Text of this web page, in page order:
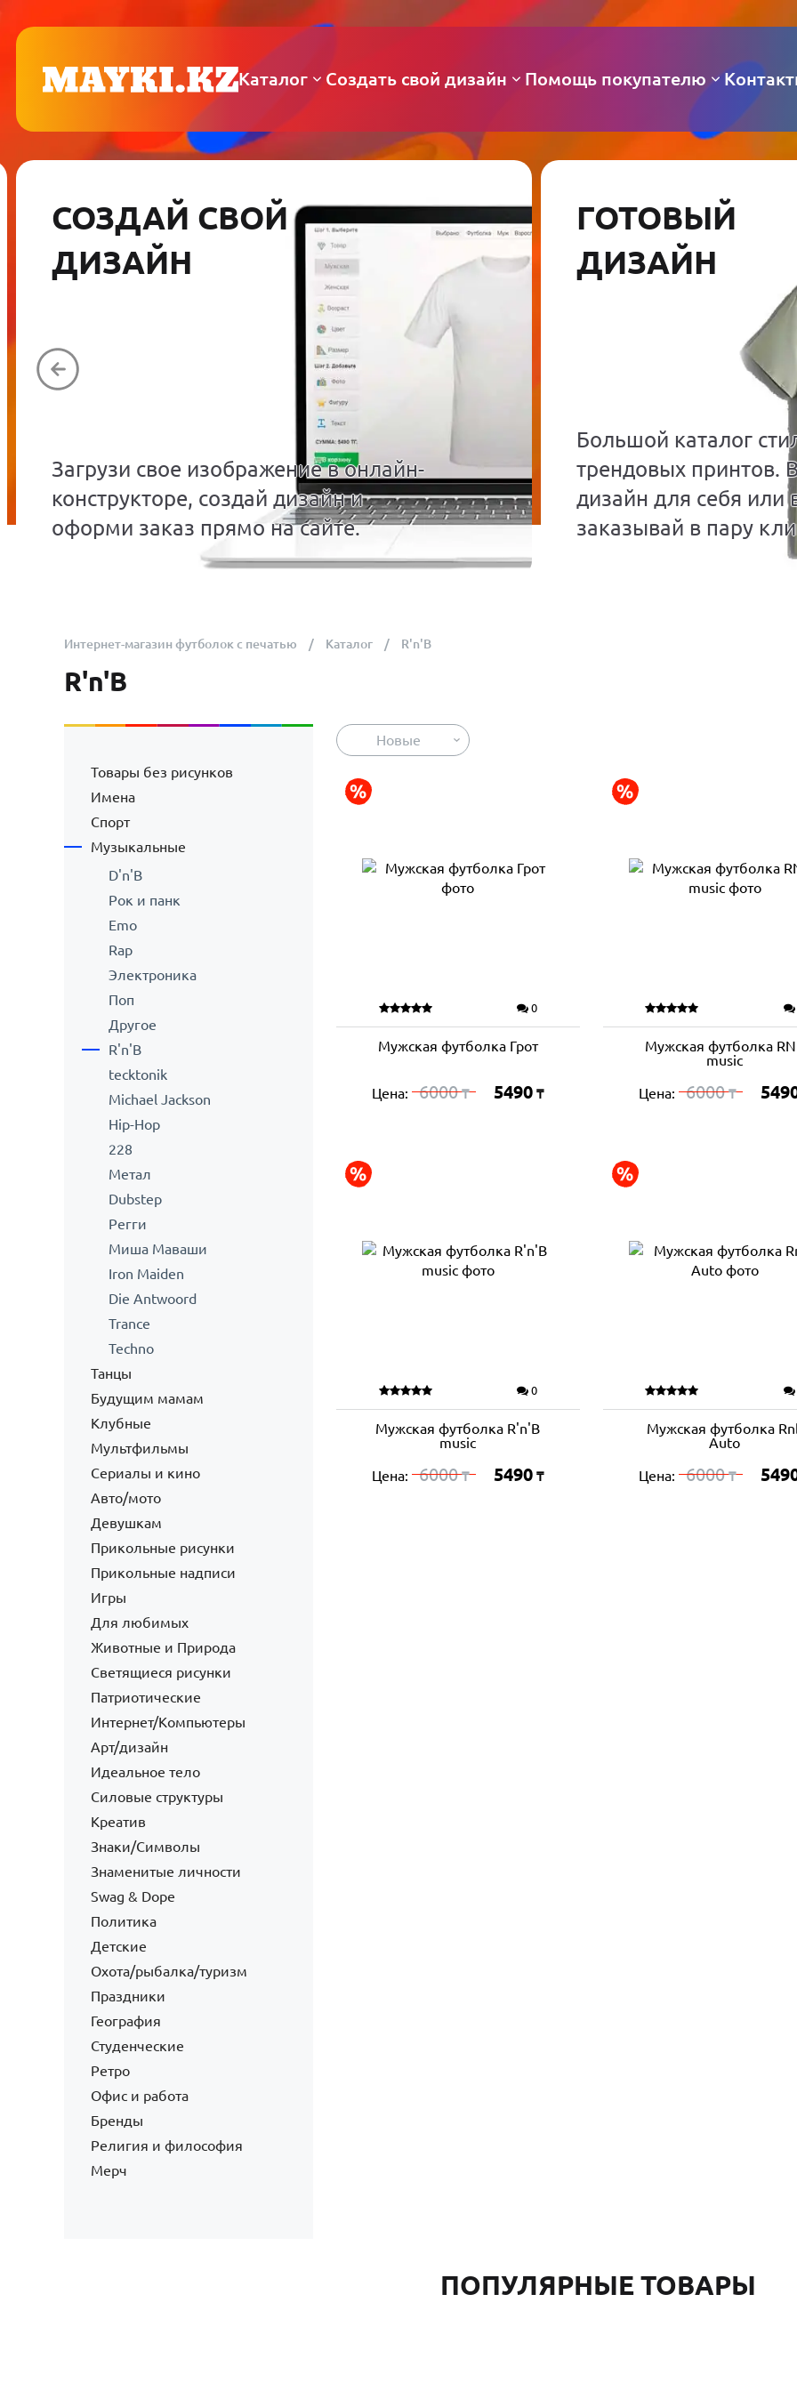
Каталог Создать свой дизайн Помощь покупателю
СОЗДАЙ СВОЙ
ДИЗАЙН
Загрузи свое изображение в онлайн-
конструкторе, создай дизайн и
оформи заказ прямо на сайте.
ГОТОВЫЙ
ДИЗАЙН
Большой каталог
трендовых принтов.
дизайн для себя или
заказывай в пару
Интернет-магазин футболок с печатью Каталог R'n'B
R'n'B
Товары без рисунков
Имена
Спорт
Музыкальные
D'n'B
Рок и панк
Emo
Rap
Электроника
Поп
Другое
R'n'B
tecktonik
Michael Jackson
Hip-Hop
228
Метал
Dubstep
Регги
Миша Маваши
Iron Maiden
Die Antwoord
Trance
Techno
Танцы
Будущим мамам
Клубные
Мультфильмы
Сериалы и кино
Авто/мото
Девушкам
Прикольные рисунки
Прикольные надписи
Игры
Для любимых
Животные и Природа
Светящиеся рисунки
Патриотические
Интернет/Компьютеры
Арт/дизайн
Идеальное тело
Силовые структуры
Креатив
Знаки/Символы
Знаменитые личности
Swag & Dope
Политика
Детские
Охота/рыбалка/туризм
Праздники
География
Студенческие
Ретро
Офис и работа
Бренды
Религия и философия
Мерч
Новые
0
Мужская футболка Грот
Цена: 6000₸ 5490 ₸
Мужская футболка
music
Цена: 6000₸
0
Мужская футболка R'n'B
music
Цена: 6000₸ 5490 ₸
Мужская футболка
Auto
Цена: 6000₸
ПОПУЛЯРНЫЕ ТОВАРЫ